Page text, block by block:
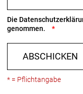
Anzahl Gänge: 1
Ganganzeige, 10-
Hinterradbremse:
Die
genommen.
ABSCHICKEN
* = Pflichtangabe